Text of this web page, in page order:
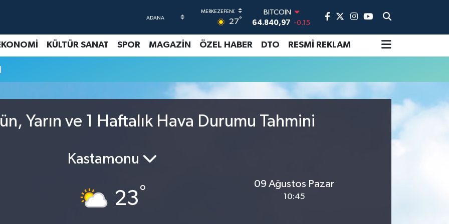
27°
BITCOIN
64.840,97 -0.15
DOLAR
47,7436
0.18
64,4811
GRAM ALTIN
BİST100
13.779
-14
KÜLTÜR SANAT SPOR MAGAZİN ÖZEL HABER DTO RESMİ REKLAM
Yarın ve 1 Haftalık Hava Durumu Tahmini
Kastamonu
23°
09 Ağustos Pazar
10:45